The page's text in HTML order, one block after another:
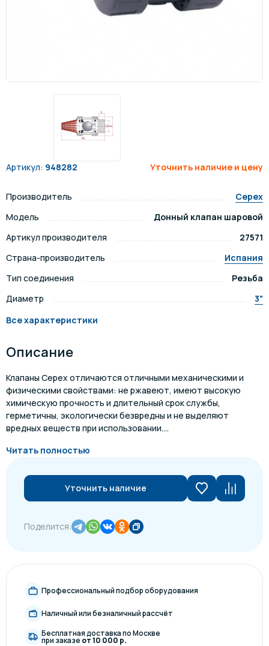
Артикул: 948282 Уточнить наличие и цену
Производитель
Cepex
Модель
Донный клапан шаровой
Артикул производителя
27571
Страна-производитель
Испания
Тип соединения
Резьба
Диаметр
3"
Все характеристики
Описание
Клапаны Cepex отличаются отличными механическими и
физическими свойствами: не ржавеют, имеют высокую
химическую прочность и длительный срок службы,
герметичны, экологически безвредны и не выделяют
вредных веществ при использовании....
Читать полностью
Уточнить наличие
Поделится:
Профессиональный подбор оборудования
Наличный или безналичный рассчёт
Бесплатная доставка по Москве
при заказе от 10 000 р.